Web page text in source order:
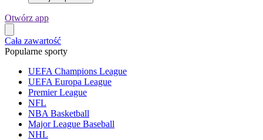
Otwórz app
Cała zawartość
Popularne sporty
UEFA Champions League
UEFA Europa League
Premier League
NFL
NBA Basketball
Major League Baseball
NHL